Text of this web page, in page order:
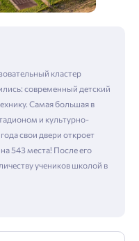
кластер
современный детский
Самая большая в
и культурно-
свои двери откроет
543 места! После его
учеников школой в